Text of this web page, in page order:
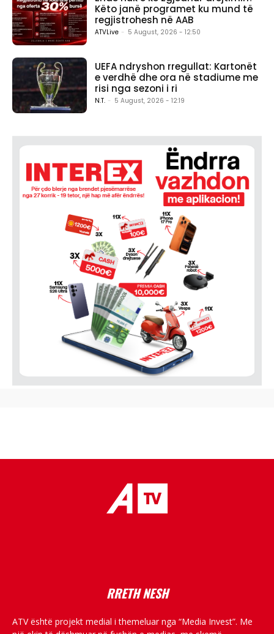
Këto janë programet ku mund të
regjistrohesh në AAB
ATVLive - 5 August, 2026 - 12:50
UEFA ndryshon rregullat: Kartonët
e verdhë dhe ora në stadiume me
risi nga sezoni i ri
N.T. - 5 August, 2026 - 12:19
RRETH NESH
ATV është projekt medial i themeluar nga “Media Invest”. Me